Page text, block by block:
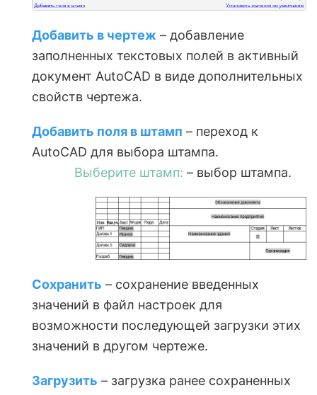
Добавить в чертеж – добавление
заполненных текстовых полей в активный
документ AutoCAD в виде дополнительных
свойств чертежа.
Добавить поля в штамп – переход к
AutoCAD для выбора штампа.
Выберите штамп: – выбор штампа.
Сохранить – сохранение введенных
значений в файл настроек для
возможности последующей загрузки этих
значений в другом чертеже.
Загрузить – загрузка ранее сохраненных